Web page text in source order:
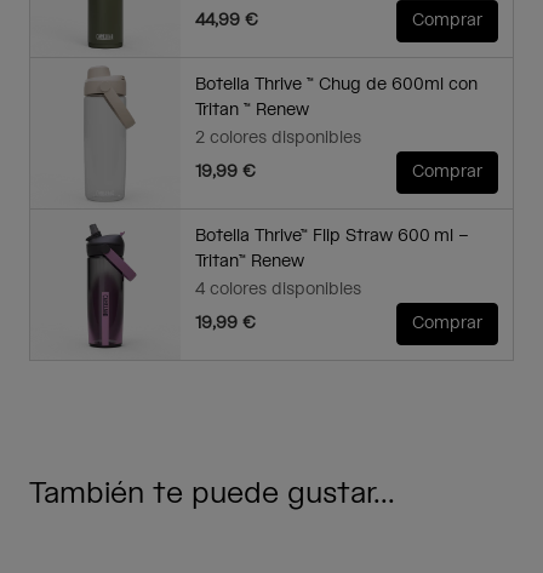
44,99 €
Comprar
Botella Thrive ™ Chug de 600ml con
Tritan ™ Renew
2 colores disponibles
19,99 €
Comprar
Botella Thrive™ Flip Straw 600 ml –
Tritan™ Renew
4 colores disponibles
19,99 €
Comprar
También te puede gustar...